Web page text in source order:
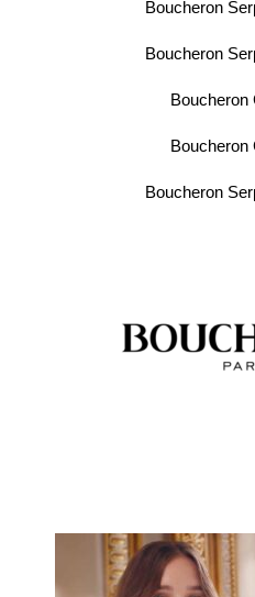
Boucheron
Boucheron
Boucheron
Boucheron
Boucheron